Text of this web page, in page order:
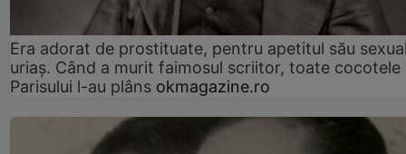
Era adorat de prostituate, pentru apetitul său
uriaș. Când a murit faimosul scriitor, toate cocotele
Parisului l-au plâns okmagazine.ro